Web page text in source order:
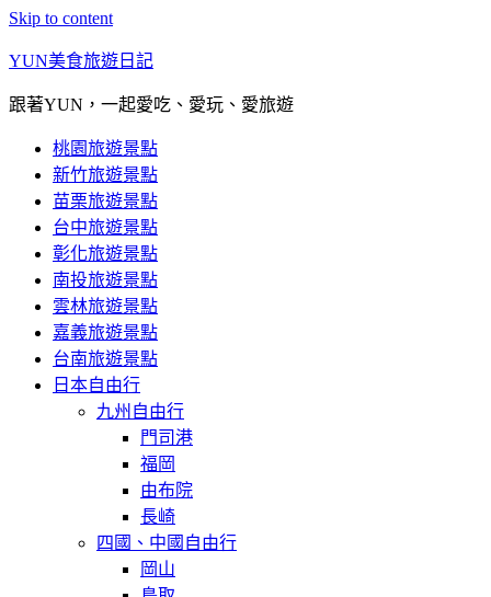
Skip to content
YUN美食旅遊日記
跟著YUN，一起愛吃、愛玩、愛旅遊
桃園旅遊景點
新竹旅遊景點
苗栗旅遊景點
台中旅遊景點
彰化旅遊景點
南投旅遊景點
雲林旅遊景點
嘉義旅遊景點
台南旅遊景點
日本自由行
九州自由行
門司港
福岡
由布院
長崎
四國、中國自由行
岡山